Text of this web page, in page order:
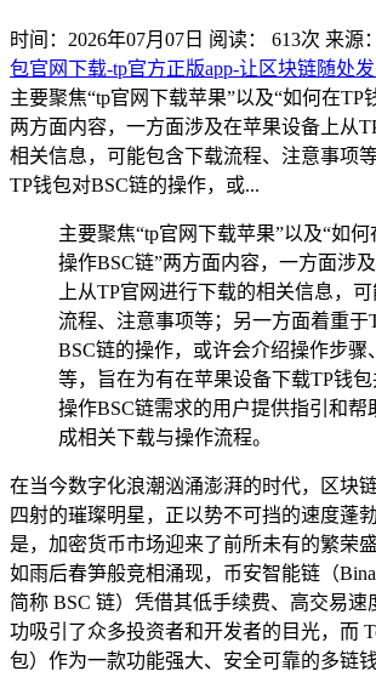
时间：2026年07月07日 阅读： 613次 来源
包官网下载-tp官方正版app-让区块链随处
主要聚焦“tp官网下载苹果”以及“如何在TP
两方面内容，一方面涉及在苹果设备上从
相关信息，可能包含下载流程、注意事项
TP钱包对BSC链的操作，或...
主要聚焦“tp官网下载苹果”以及“如何
操作BSC链”两方面内容，一方面涉
上从TP官网进行下载的相关信息，
流程、注意事项等；另一方面着重于
BSC链的操作，或许会介绍操作步骤
等，旨在为有在苹果设备下载TP钱
操作BSC链需求的用户提供指引和帮
成相关下载与操作流程。
在当今数字化浪潮汹涌澎湃的时代，区块
四射的璀璨明星，正以势不可挡的速度蓬
是，加密货币市场迎来了前所未有的繁荣
如雨后春笋般竞相涌现，币安智能链（
简称 BSC 链）凭借其低手续费、高交易速
功吸引了众多投资者和开发者的目光，而
包）作为一款功能强大、安全可靠的多链